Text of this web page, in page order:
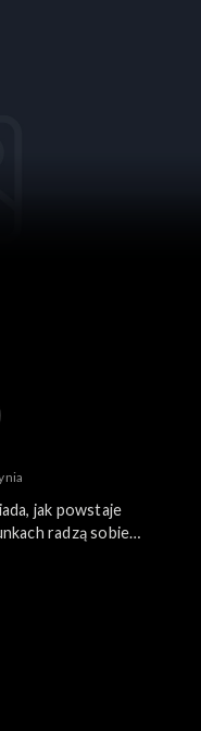
jak powstaje
radzą sobie
widzowie
restauracji świata -